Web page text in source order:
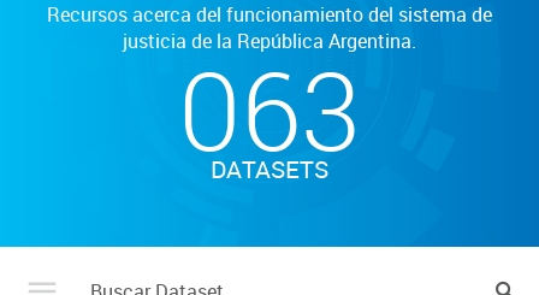
Recursos acerca del funcionamiento del sistema de
justicia de la República Argentina.
063
DATASETS